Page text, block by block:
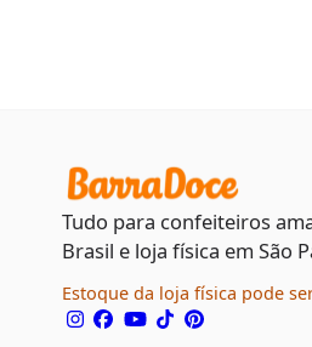
Tudo para confeiteiros
Brasil e loja física em São
Estoque da loja física pode